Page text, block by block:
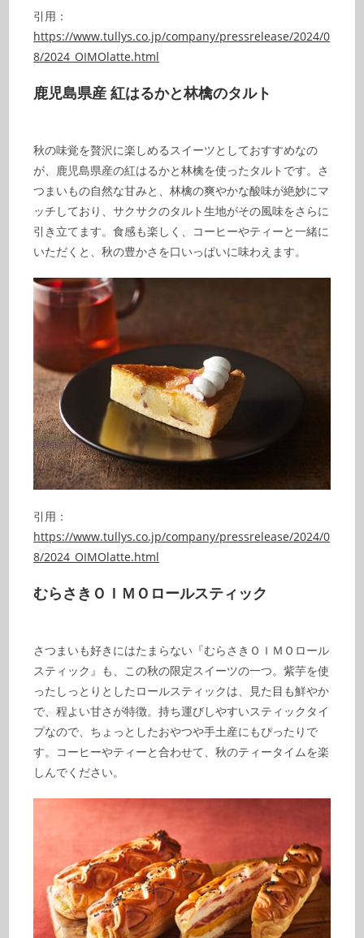
引用：
https://www.tullys.co.jp/company/pressrelease/2024/0
8/2024_OIMOlatte.html
鹿児島県産 紅はるかと林檎のタルト
秋の味覚を贅沢に楽しめるスイーツとしておすすめなの
が、鹿児島県産の紅はるかと林檎を使ったタルトです。さ
つまいもの自然な甘みと、林檎の爽やかな酸味が絶妙にマ
ッチしており、サクサクのタルト生地がその風味をさらに
引き立てます。食感も楽しく、コーヒーやティーと一緒に
いただくと、秋の豊かさを口いっぱいに味わえます。
引用：
https://www.tullys.co.jp/company/pressrelease/2024/0
8/2024_OIMOlatte.html
むらさきＯＩＭＯロールスティック
さつまいも好きにはたまらない『むらさきＯＩＭＯロール
スティック』も、この秋の限定スイーツの一つ。紫芋を使
ったしっとりとしたロールスティックは、見た目も鮮やか
で、程よい甘さが特徴。持ち運びしやすいスティックタイ
プなので、ちょっとしたおやつや手土産にもぴったりで
す。コーヒーやティーと合わせて、秋のティータイムを楽
しんでください。